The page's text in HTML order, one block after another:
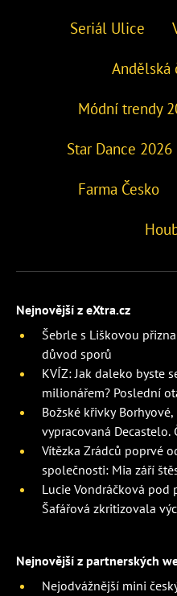
Seriál Ulice
Andělská
Módní trendy
Star Dance 2026
Farma Česko
Nejnovější z eXtra.cz
Šebrle s Liškovou
důvod sporů
KVÍZ: Jak daleko byste
milionářem? Poslední
Božské křivky
vypracovaná Decastelo.
Vítězka Zrádců poprvé
společnosti: Mia září
Lucie Vondráčková pod
Šafářová zkritizovala
Nejnovější z partnerských
Nejodvážnější mini